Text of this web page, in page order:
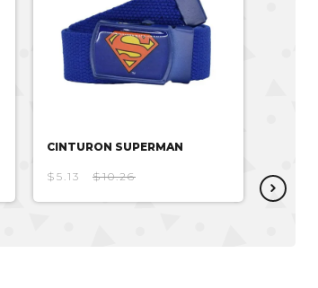
CINTURON SUPERMAN
$5.13 $10.26 $4.61